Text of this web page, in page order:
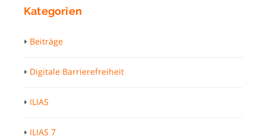
Kategorien
Beiträge
Digitale Barrierefreiheit
ILIAS
ILIAS 7